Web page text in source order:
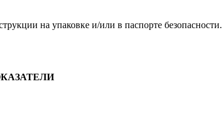
на упаковке и/или в паспорте безопасности.